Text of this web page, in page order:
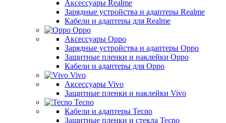
Аксессуары Realme
Зарядные устройства и адаптеры Realme
Кабели и адаптеры для Realme
Oppo
Аксессуары Oppo
Зарядные устройства и адаптеры Oppo
Защитные пленки и наклейки Oppo
Кабели и адаптеры для Oppo
Vivo
Аксессуары Vivo
Защитные пленки и наклейки Vivo
Tecno
Кабели и адаптеры Tecno
Защитные пленки и стекла Tecno